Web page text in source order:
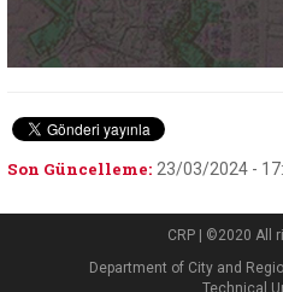
Son Güncelleme: 23/03/2024 -
CRP | ©2020 All
Department of City and
Technical